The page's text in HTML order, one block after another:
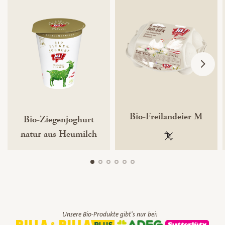
Bio-Ziegenjoghurt
natur aus Heumilch
Bio-Freilandeier M
100 %
Unsere Bio-Produkte gibt's nur bei: